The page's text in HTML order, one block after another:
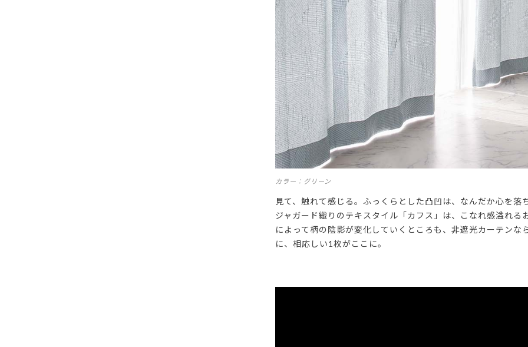
カラー：グリーン
見て、触れて感じる。ふっくらとした凸凹は、なんだか心を
ジャガード織りのテキスタイル「カフス」は、こなれ感溢れ
によって柄の陰影が変化していくところも、非遮光カーテン
に、相応しい1枚がここに。